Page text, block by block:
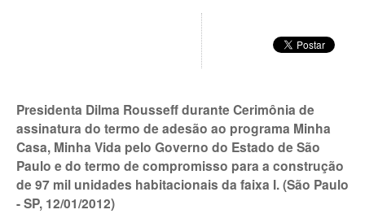
Presidenta Dilma Rousseff durante Cerimônia de
assinatura do termo de adesão ao programa Minha
Casa, Minha Vida pelo Governo do Estado de São
Paulo e do termo de compromisso para a construção
de 97 mil unidades habitacionais da faixa I. (São Paulo
- SP, 12/01/2012)